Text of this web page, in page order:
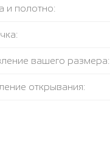
и полотно:
вашего размера:
открывания: